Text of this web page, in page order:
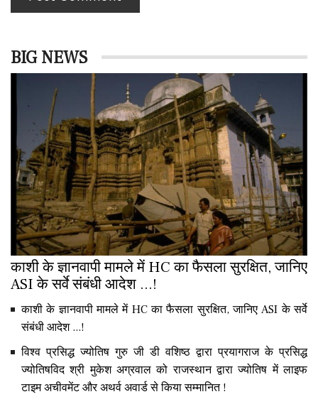
BIG NEWS
काशी के ज्ञानवापी मामले में HC का फैसला सुरक्षित, जानिए
ASI के सर्वे संबंधी आदेश ...!
काशी के ज्ञानवापी मामले में HC का फैसला सुरक्षित, जानिए ASI के सर्वे
संबंधी आदेश ...!
विश्व प्रसिद्ध ज्योतिष गुरु जी डी वशिष्ठ द्वारा प्रयागराज के प्रसिद्ध
ज्योतिषविद श्री मुकेश अग्रवाल को राजस्थान द्वारा ज्योतिष में लाइफ
टाइम अचीवमेंट और अथर्व अवार्ड से किया सम्मानित !